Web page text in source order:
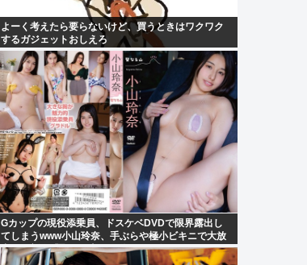
よーく考えたら要らないけど、買うときはワクワク
するガジェットおしえろ
Gカップの現役添乗員、ドスケベDVDで限界露出し
てしまうwww小山玲奈、手ぶらや極小ビキニで大放
出！！新作「聖なる山」の動画＆画像まとめ！